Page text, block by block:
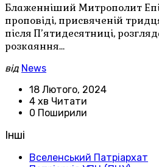
Блаженніший Митрополит
проповіді, присвяченій
після П’ятидесятниці,
розкаяння…
від News
18 Лютого, 2024
4 хв Читати
0 Поширили
Інші
Вселенський Патріархат